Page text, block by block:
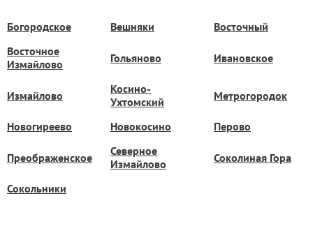
Богородское Вешняки
Восточный
Восточное
Измайлово
Гольяново Ивановское
Измайлово
Косино-
Ухтомский
Метрогородок
Новогиреево Новокосино Перово
Преображенское
Северное
Измайлово
Соколиная Гора
Сокольники